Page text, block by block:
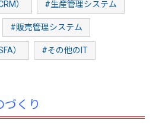
） #生産管理システム
#販売管理システム
） #その他のIT
づくり